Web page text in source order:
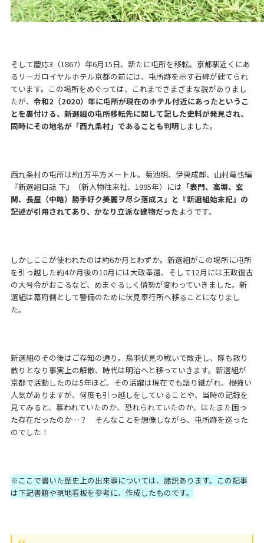
そして慶応3（1867）年6月15日、新たに屯所を移転。京都駅近くにあ
るリーガロイヤルホテル京都の前には、屯所跡を示す石碑が建てられ
ています。この場所をめぐっては、これまでさまざまな説がありまし
たが、 令和2（2020）年に屯所が現在のホテル付近にあったというこ
とを裏付ける、新選組の屯所移転先に関して記した史料が発見され、
同時にその地名が「西九条村」であることも判明 しました。
西九条村の屯所は約1万平方メートル。菊池明、伊東成郎、山村竜也編
『新選組日誌 下』（新人物往来社、1995年）には 「表門、高塀、玄
関、長屋（中略）勝手好ク美麗ヲ尽シ落成ス」と『新選組始末記』の
記述が引用されてあり、かなり立派な建物だったようです。
しかしここが使われたのは約6か月とわずか。新選組がこの場所に屯所
を引っ越した約4か月後の10月には大政奉還、そして12月には王政復古
の大号令がおこるなど、めまぐるしく情勢が変わっていきました。新
選組は幕府側として警備のために伏見奉行所へ移ることになりまし
た。
新選組のその後はご存知の通り。鳥羽伏見の戦いで敗走し、隊も散り
散りとなり事実上の解散、時代は明治へと移っていきます。新選組が
京都で活動したのは5年ほど。その活躍は現在でも語り継がれ、根強い
人気がありますが、何度も引っ越しをしていることや、当時の記録を
見てみると、慕われていたのか、恐れられていたのか、はたまた困っ
た存在だったのか…？ そんなことを想像しながら、屯所跡を巡った
のでした！
※ここで書いた歴史上の出来事については、諸説あります。この記事
は下記書籍や現地看板を参考に、作成したものです。